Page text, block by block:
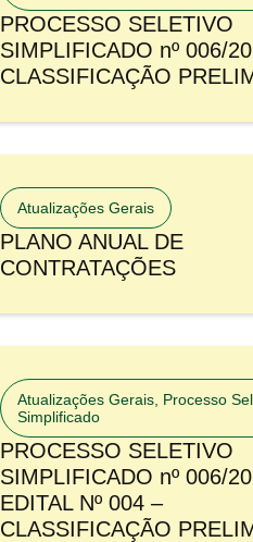
PROCESSO SELETIVO
SIMPLIFICADO nº 006/
CLASSIFICAÇÃO
Atualizações Gerais
PLANO ANUAL DE
CONTRATAÇÕES
Atualizações Gerais Processo
Simplificado
PROCESSO SELETIVO
SIMPLIFICADO nº 006/
EDITAL Nº 004 –
CLASSIFICAÇÃO